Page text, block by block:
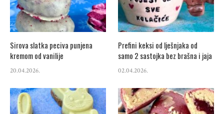
Sirova slatka peciva punjena
kremom od vanilije
20.04.2026.
Prefini keksi od lješnjaka od
samo 2 sastojka bez brašna i jaja
02.04.2026.